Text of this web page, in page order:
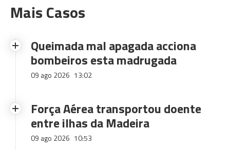
Mais Casos
Queimada mal apagada acciona
bombeiros esta madrugada
09 ago 2026 13:02
Força Aérea transportou doente
entre ilhas da Madeira
09 ago 2026 10:53